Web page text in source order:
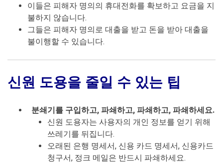
이들은 피해자 명의의 휴대전화를 확보하고 요금을 지
불하지 않습니다.
그들은 피해자 명의로 대출을 받고 돈을 받아 대출을
불이행할 수 있습니다.
신원 도용을 줄일 수 있는 팁
분쇄기를 구입하고, 파쇄하고, 파쇄하고, 파쇄하세요.
신원 도용자는 사용자의 개인 정보를 얻기 위해
쓰레기를 뒤집니다.
오래된 은행 명세서, 신용 카드 명세서, 신용카드
청구서, 정크 메일은 반드시 파쇄하세요.